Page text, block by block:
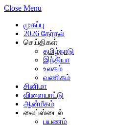
Close Menu
முகப்பு
2026 தேர்தல்
செய்திகள்
தமிழ்நாடு
இந்தியா
உலகம்
வணிகம்
சினிமா
விளையாட்டு
ஆன்மீகம்
லைப்ஸ்டைல்
பயணம்